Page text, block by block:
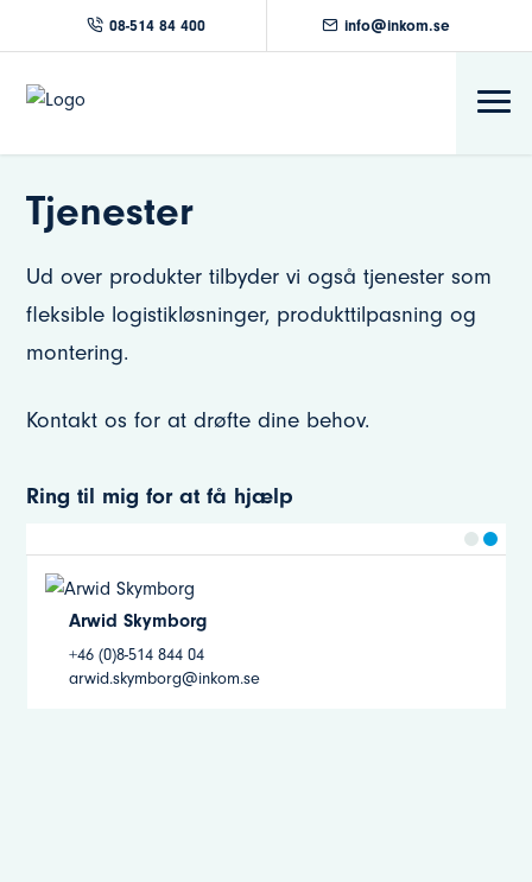
08-514 84 400 info@inkom.se
Tjenester
Ud over produkter tilbyder vi også tjenester som
fleksible logistikløsninger, produkttilpasning og
montering.
Kontakt os for at drøfte dine behov.
Ring til mig for at få hjælp
Arwid Skymborg
+46 (0)8-514 844 04
arwid.skymborg@inkom.se